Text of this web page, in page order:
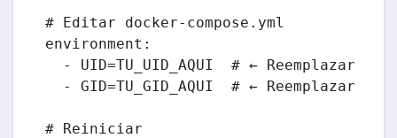
# Editar docker-compose.yml
environment:
  - UID=TU_UID_AQUI  # ← Reemplazar
  - GID=TU_GID_AQUI  # ← Reemplazar
# Reiniciar